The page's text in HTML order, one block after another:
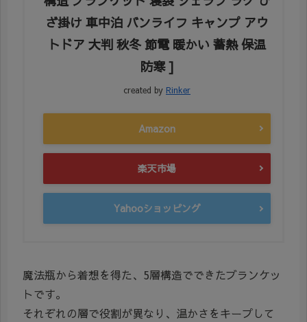
ざ掛け 車中泊 バンライフ キャンプ アウ
トドア 大判 秋冬 節電 暖かい 蓄熱 保温
防寒 ]
created by Rinker
Amazon
楽天市場
Yahooショッピング
魔法瓶から着想を得た、5層構造でできたブランケッ
トです。
それぞれの層で役割が異なり、温かさをキープして